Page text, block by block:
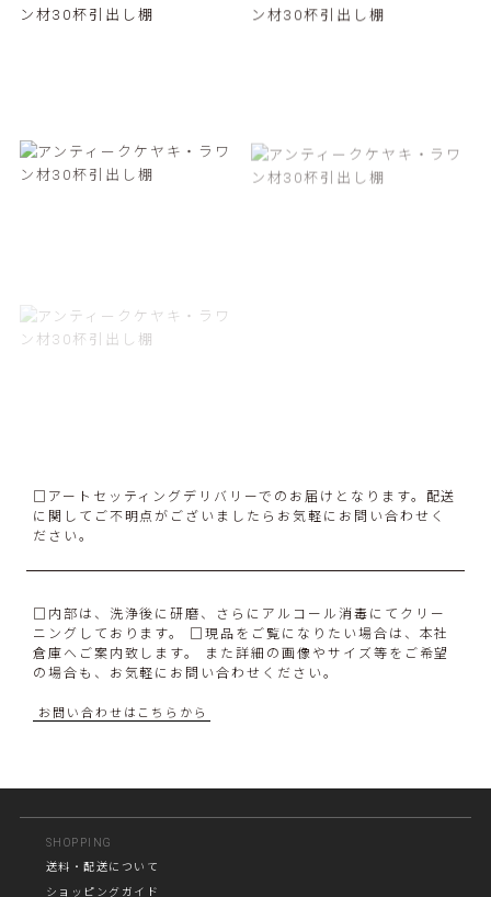
□アートセッティングデリバリーでのお届けとなります。配送
に関してご不明点がございましたらお気軽にお問い合わせく
ださい。
□内部は、洗浄後に研磨、さらにアルコール消毒にてクリー
ニングしております。 □現品をご覧になりたい場合は、本社
倉庫へご案内致します。 また詳細の画像やサイズ等をご希望
の場合も、お気軽にお問い合わせください。
お問い合わせはこちらから
SHOPPING
送料・配送について
ショッピングガイド